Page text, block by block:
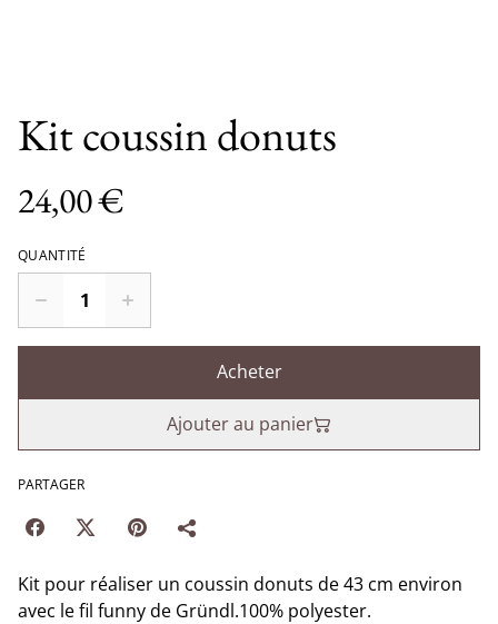
Kit coussin donuts
24,00 €
QUANTITÉ
Acheter
Ajouter au panier
PARTAGER
Kit pour réaliser un coussin donuts de 43 cm environ
avec le fil funny de Gründl.100% polyester.